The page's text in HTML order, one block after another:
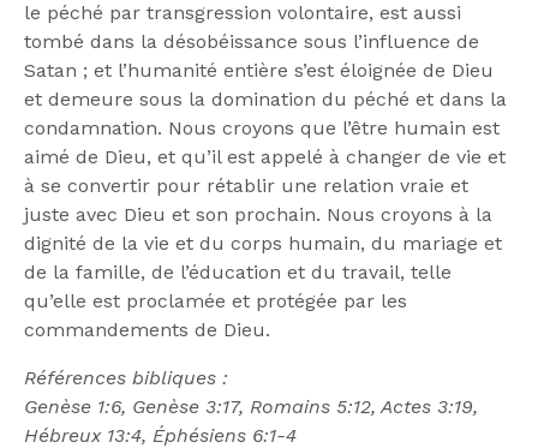
le péché par transgression volontaire, est aussi
tombé dans la désobéissance sous l’influence de
Satan ; et l’humanité entière s’est éloignée de Dieu
et demeure sous la domination du péché et dans la
condamnation. Nous croyons que l’être humain est
aimé de Dieu, et qu’il est appelé à changer de vie et
à se convertir pour rétablir une relation vraie et
juste avec Dieu et son prochain. Nous croyons à la
dignité de la vie et du corps humain, du mariage et
de la famille, de l’éducation et du travail, telle
qu’elle est proclamée et protégée par les
commandements de Dieu.
Références bibliques :
Genèse 1:6, Genèse 3:17, Romains 5:12, Actes 3:19,
Hébreux 13:4, Éphésiens 6:1-4